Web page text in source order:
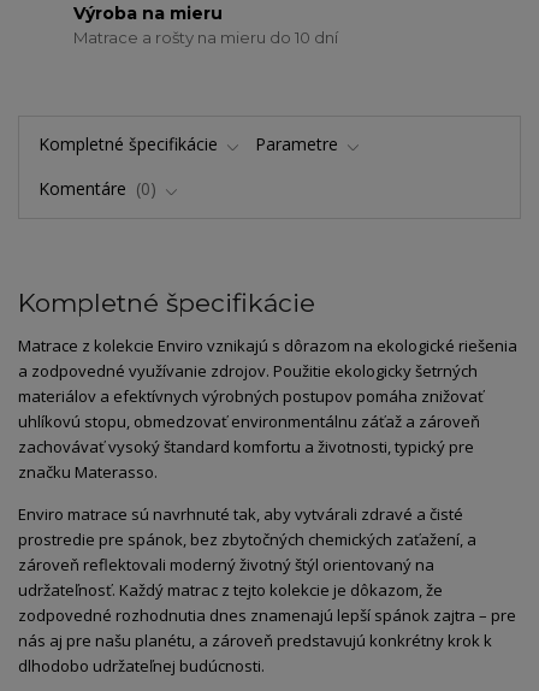
Výroba na mieru
Matrace a rošty na mieru do 10 dní
Kompletné špecifikácie
Parametre
Komentáre
0
Kompletné špecifikácie
Matrace z kolekcie Enviro vznikajú s dôrazom na ekologické riešenia
a zodpovedné využívanie zdrojov. Použitie ekologicky šetrných
materiálov a efektívnych výrobných postupov pomáha znižovať
uhlíkovú stopu, obmedzovať environmentálnu záťaž a zároveň
zachovávať vysoký štandard komfortu a životnosti, typický pre
značku Materasso.
Enviro matrace sú navrhnuté tak, aby vytvárali zdravé a čisté
prostredie pre spánok, bez zbytočných chemických zaťažení, a
zároveň reflektovali moderný životný štýl orientovaný na
udržateľnosť. Každý matrac z tejto kolekcie je dôkazom, že
zodpovedné rozhodnutia dnes znamenajú lepší spánok zajtra – pre
nás aj pre našu planétu, a zároveň predstavujú konkrétny krok k
dlhodobo udržateľnej budúcnosti.